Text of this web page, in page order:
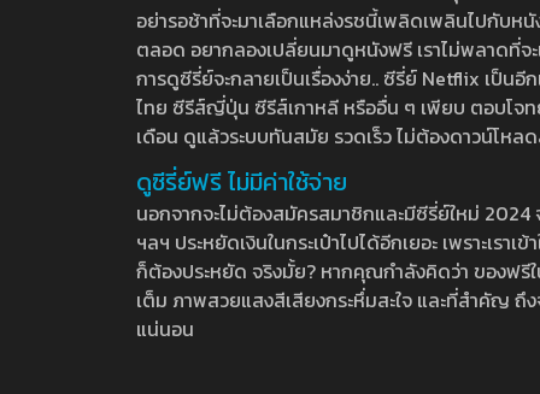
อย่ารอช้าที่จะมาเลือกแหล่งรชนี้เพลิดเพลินไปกับห
ตลอด อยากลองเปลี่ยนมาดูหนังฟรี เราไม่พลาดที่
การดูซีรี่ย์จะกลายเป็นเรื่องง่าย.. ซีรี่ย์ Netflix เป็น
ไทย ซีรีส์ญี่ปุ่น ซีรีส์เกาหลี หรืออื่น ๆ เพียบ ตอบโจท
เดือน ดูแล้วระบบทันสมัย รวดเร็ว ไม่ต้องดาวน์โห
ดูซีรี่ย์ฟรี ไม่มีค่าใช้จ่าย
นอกจากจะไม่ต้องสมัครสมาชิกและมีซีรี่ย์ใหม่
ฯลฯ ประหยัดเงินในกระเป๋าไปได้อีกเยอะ เพราะเร
ก็ต้องประหยัด จริงมั้ย? หากคุณกำลังคิดว่า ของฟ
เต็ม ภาพสวยแสงสีเสียงกระหึ่มสะใจ และที่สำคัญ
แน่นอน